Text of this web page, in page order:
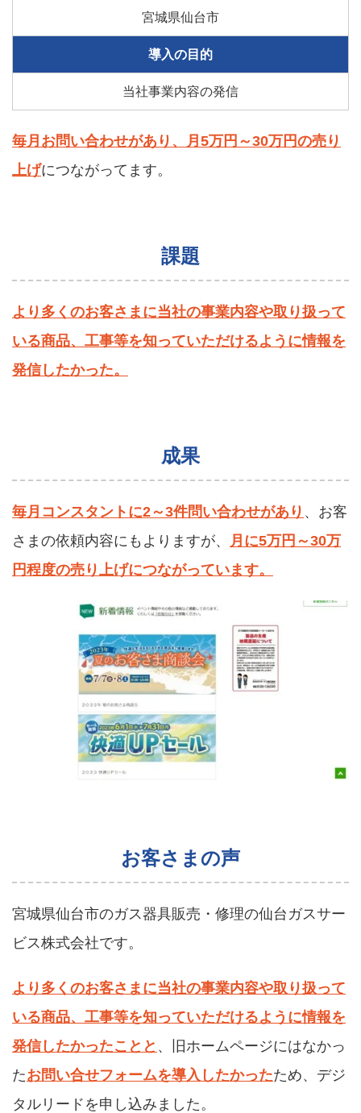
宮城県仙台市
導入の目的
当社事業内容の発信
毎月お問い合わせがあり、月5万円～30万円の売り
上げにつながってます。
課題
より多くのお客さまに当社の事業内容や取り扱って
いる商品、工事等を知っていただけるように情報を
発信したかった。
成果
毎月コンスタントに2～3件問い合わせがあり 、お客
さまの依頼内容にもよりますが、 月に5万円～30万
円程度の売り上げにつながっています。
お客さまの声
宮城県仙台市のガス器具販売・修理の仙台ガスサー
ビス株式会社です。
より多くのお客さまに当社の事業内容や取り扱って
いる商品、工事等を知っていただけるように情報を
発信したかったことと 、旧ホームページにはなかっ
たお問い合せフォームを導入したかったため、デジ
タルリードを申し込みました。